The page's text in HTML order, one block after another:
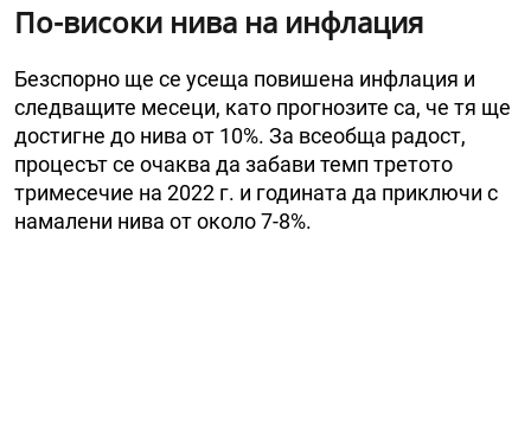
По-високи нива на инфлация
Безспорно ще се усеща повишена инфлация и
следващите месеци, като прогнозите са, че тя ще
достигне до нива от 10%. За всеобща радост,
процесът се очаква да забави темп третото
тримесечие на 2022 г. и годината да приключи с
намалени нива от около 7-8%.